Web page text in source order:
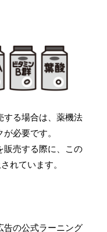
する場合は、薬機法
必要です。
販売する際に、この
れています。
告の公式ラーニング